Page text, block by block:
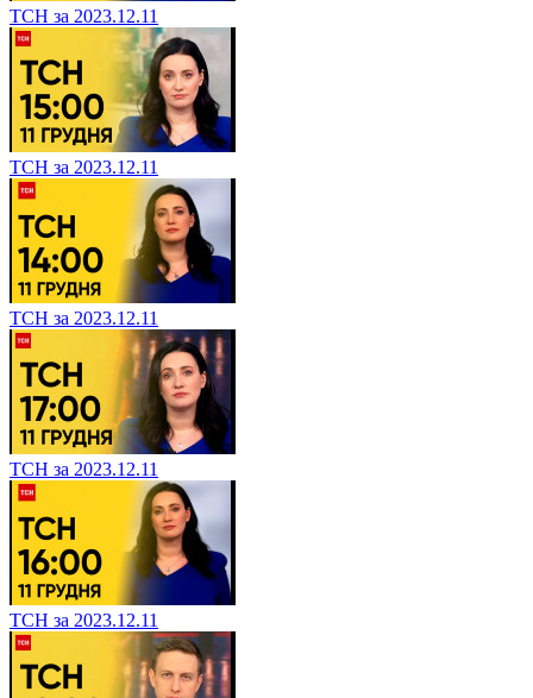
ТСН за 2023.12.11
ТСН за 2023.12.11
ТСН за 2023.12.11
ТСН за 2023.12.11
ТСН за 2023.12.11